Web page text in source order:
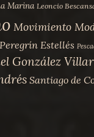
Marina Leoncio
Movimiento
Peregrín Estellés
González Villar
Santiago de